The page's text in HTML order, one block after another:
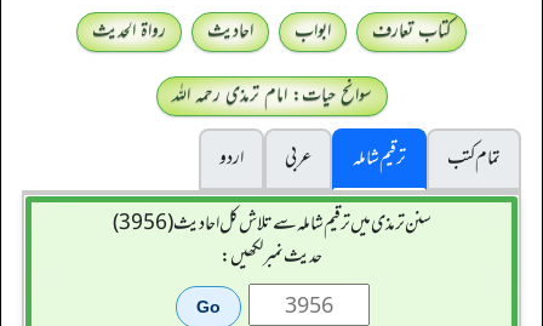
کتاب تعارف ابواب احادیث
رواۃ الحدیث
سوانح حیات: امام ترمذی رحمہ اللہ
تمام کتب
ترقیم شاملہ عربی
اردو
سنن ترمذی میں ترقیم شاملہ سے تلاش کل احادیث (3956)
حدیث نمبر لکھیں: